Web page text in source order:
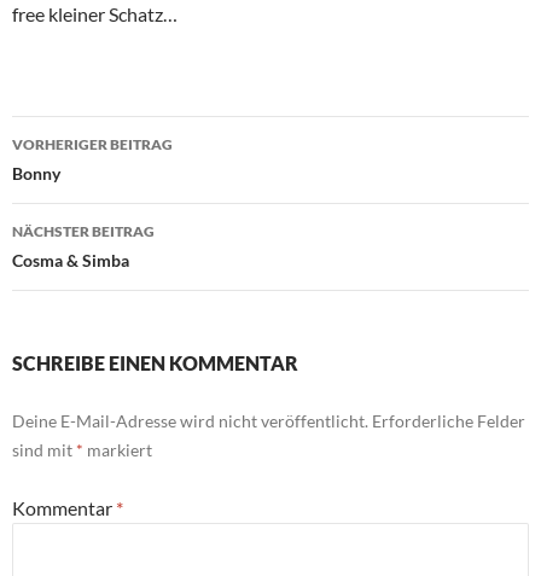
free kleiner Schatz…
Beitragsnavigation
VORHERIGER BEITRAG
Bonny
NÄCHSTER BEITRAG
Cosma & Simba
SCHREIBE EINEN KOMMENTAR
Deine E-Mail-Adresse wird nicht veröffentlicht. Erforderliche Felder
sind mit * markiert
Kommentar *